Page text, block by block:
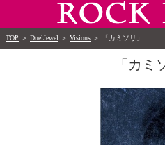
TOP ＞ DuelJewel ＞ Visions ＞ 「カミソリ」
「カミ